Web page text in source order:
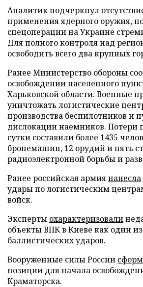
Аналитик подчеркнул
применения ядерного оружия,
спецоперации на Украине
Для полного контроля над
освободить всего два крупных
Ранее Министерство обороны
освобождении населенного
Харьковской области. Военные
уничтожать логистические
производства беспилотников и
дислокации наемников. Потери
сутки составили более 1435
бронемашин, 12 орудий и пять
радиоэлектронной борьбы и
Ранее российская армиянанесла
удары по логистическим
войск.
Эксперты охарактеризовали
объекты ВПК в Киеве как один
баллистических ударов.
Вооруженные силы России
позиции для начала
Краматорска.